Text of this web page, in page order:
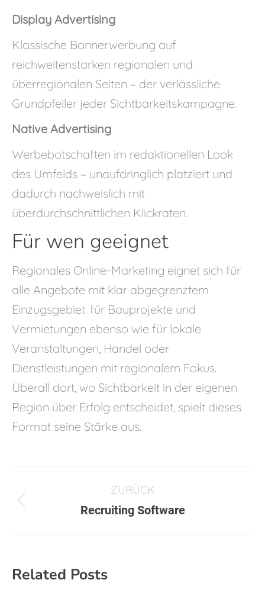
Display Advertising
Klassische Bannerwerbung auf
reichweitenstarken regionalen und
überregionalen Seiten – der verlässliche
Grundpfeiler jeder Sichtbarkeitskampagne.
Native Advertising
Werbebotschaften im redaktionellen Look
des Umfelds – unaufdringlich platziert und
dadurch nachweislich mit
überdurchschnittlichen Klickraten.
Für wen geeignet
Regionales Online-Marketing eignet sich für
alle Angebote mit klar abgegrenztem
Einzugsgebiet: für Bauprojekte und
Vermietungen ebenso wie für lokale
Veranstaltungen, Handel oder
Dienstleistungen mit regionalem Fokus.
Überall dort, wo Sichtbarkeit in der eigenen
Region über Erfolg entscheidet, spielt dieses
Format seine Stärke aus.
Kommentarnavigation
ZURÜCK
Vorheriger
Recruiting Software
Related Posts